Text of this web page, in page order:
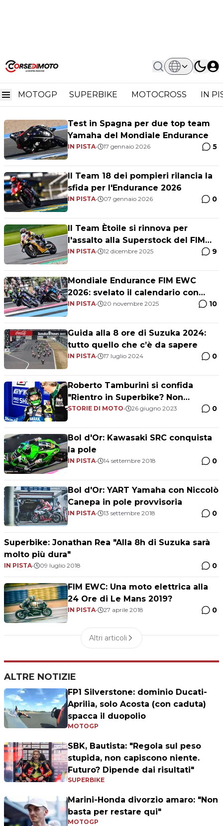
MOTOGP SUPERBIKE MOTOCROSS IN
Home Mondiale Endurance
Mondiale Endurance
Test in Spagna per due top team
Yamaha del Mondiale Endurance
IN PISTA• 17 gennaio 2026 5
Il Team 18 dei pompieri rilancia la
sfida per l'Endurance 2026
IN PISTA• 07 gennaio 2026 0
Il Team Ètoile si rinnova per
l'assalto alla Superstock del FIM
EWC
IN PISTA• 12 dicembre 2025 9
Mondiale Endurance FIM EWC
2026: svelato il calendario con
quattro round
IN PISTA• 20 novembre 2025 10
Guida alla 8 ore di Suzuka 2024:
tutto quello che c’è da sapere
IN PISTA• 17 luglio 2024 0
Roberto Tamburini si confida
"Rientro in Superbike? Non
m'illudo"
STORIE DI MOTO• 26 giugno 2023 0
Bol d'Or: Kawasaki SRC conquista
la pole
IN PISTA• 14 settembre 2018 0
Bol d'Or: YART Yamaha con Niccolò
Canepa in pole provvisoria
IN PISTA• 13 settembre 2018 0
Superbike: Jonathan Rea "Alla 8h di Suzuka sarà
molto più dura"
IN PISTA• 09 luglio 2018 0
FIM EWC: Una moto elettrica alla
24 Ore di Le Mans 2019?
IN PISTA• 27 aprile 2018 0
Altri articoli
ALTRE NOTIZIE
FP1 Silverstone: dominio Ducati-
Aprilia, solo Acosta (con caduta)
spacca il duopolio
MOTOGP
SBK, Bautista: "Regola sul peso
stupida, non capiscono niente.
Futuro? Dipende dai risultati"
SUPERBIKE
Marini-Honda divorzio amaro: "Non
basta per restare qui"
MOTOGP